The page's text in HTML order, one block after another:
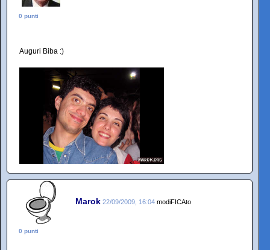
0 punti
Auguri Biba :)
Marok 22/09/2009, 16:04 modiFICAto
0 punti